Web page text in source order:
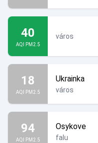
40
AQI PM2.5
város
18
AQI PM2.5
Ukrainka
város
94
AQI PM2.5
Osykove
falu